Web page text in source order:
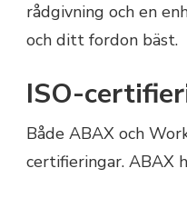
rådgivning och en
och ditt fordon bäst.
ISO-
Både ABAX och
certifieringar. ABAX